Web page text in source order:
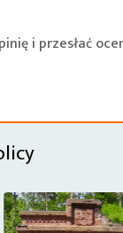
i przesłać